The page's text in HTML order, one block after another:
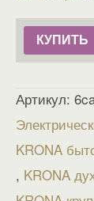
КУПИТЬ
Артикул:
KRONA
, KRONA